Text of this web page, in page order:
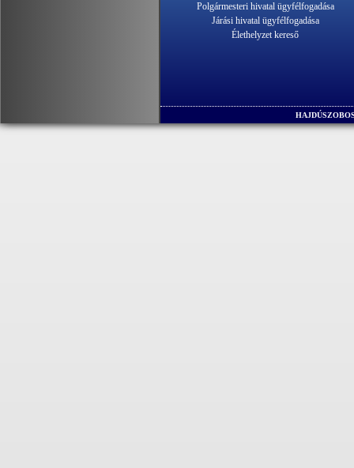
Polgármesteri hivatal ügyfélfogadása
Járási hivatal ügyfélfogadása
Élethelyzet kereső